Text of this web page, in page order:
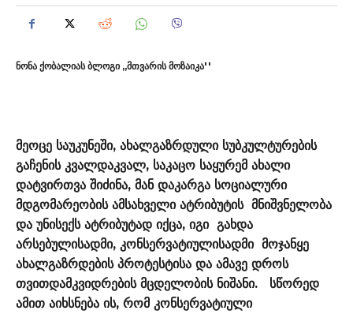
ნონა ქობალიას ბლოგი ,,მთვარის მოზაიკა''
მეოცე საუკუნეში, ახალგაზრდული სუბკულტურების
გაჩენის კვალდაკვალ, საკაცო საყურემ ახალი
დატვირთვა შიძინა, მან დაკარგა სოციალური
მდგომარეობის ამსახველი ატრიბუტის მნიშვნელობა
და უნისექს ატრიბუტად იქცა, იგი გახდა
არსებულისადმი, კონსერვატიულისადმი მოჯანყე
ახალგაზრდების პროტესტისა და ამავე დროს
თვითდამკვიდრების მცდელობის ნიშანი. სწორედ
ამით აიხსნება ის, რომ კონსერვატიული